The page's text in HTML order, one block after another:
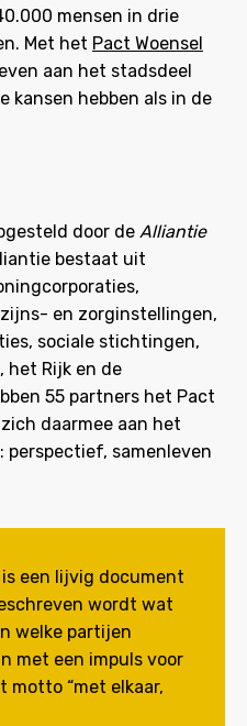
mensen in drie
Met het Pact Woensel
aan het stadsdeel
kansen hebben als in de
door de Alliantie
bestaat uit
en zorginstellingen,
sociale stichtingen,
het Rijk en de
55 partners het Pact
daarmee aan het
perspectief, samenleven
een lijvig document
wordt wat
welke partijen
met een impuls voor
motto “met elkaar,